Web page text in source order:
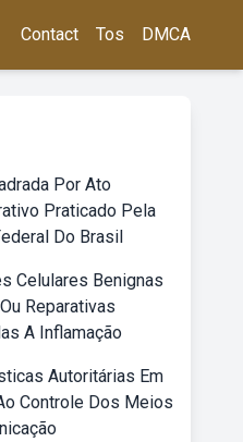
Contact Tos DMCA
Por Ato
Praticado Pela
Do Brasil
Celulares Benignas
Reparativas
A Inflamação
Autoritárias Em
Controle Dos Meios